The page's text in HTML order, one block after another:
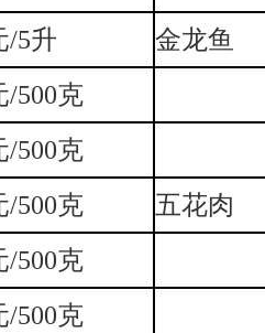
/5升 金龙鱼
/500克
/500克
/500克 五花肉
/500克
/500克